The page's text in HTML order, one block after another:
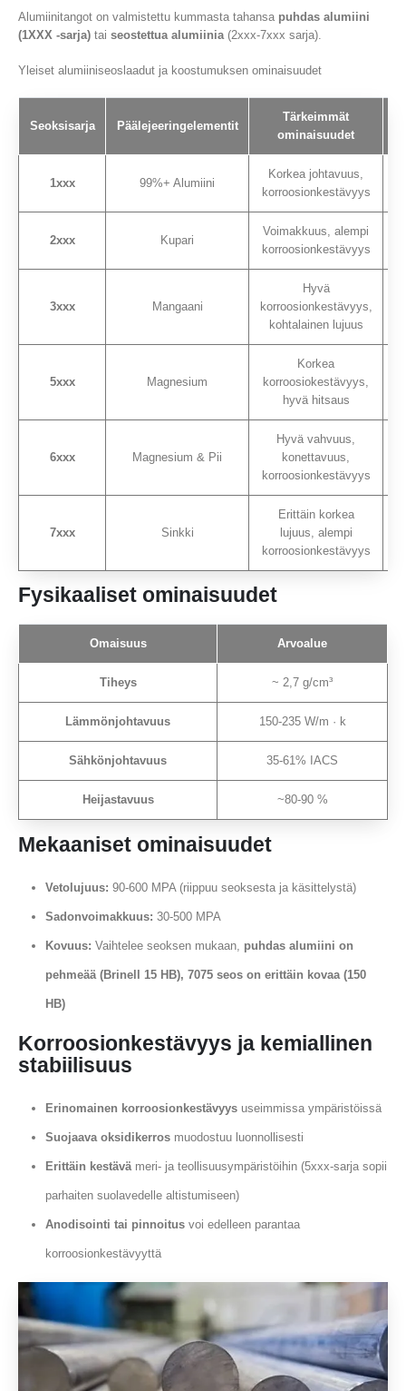
Alumiinitangot on valmistettu kummasta tahansa puhdas alumiini
(1XXX -sarja) tai seostettua alumiinia(2xxx-7xxx sarja).
Yleiset alumiiniseoslaadut ja koostumuksen ominaisuudet
Seoksisarja Päälejeeringelementit
Tärkeimmät
ominaisuudet
1xxx 99%+ Alumiini
Korkea johtavuus,
korroosionkestävyys
2xxx Kupari
Voimakkuus, alempi
korroosionkestävyys
3xxx Mangaani
Hyvä
korroosionkestävyys,
kohtalainen lujuus
5xxx Magnesium
Korkea
korroosiokestävyys,
hyvä hitsaus
6xxx Magnesium & Pii
Hyvä vahvuus,
konettavuus,
korroosionkestävyys
7xxx Sinkki
Erittäin korkea
lujuus, alempi
korroosionkestävyys
Fysikaaliset ominaisuudet
Omaisuus Arvoalue
Tiheys ~ 2,7 g/cm³
Lämmönjohtavuus 150-235 W/m · k
Sähkönjohtavuus 35-61% IACS
Heijastavuus ~80-90 %
Mekaaniset ominaisuudet
Vetolujuus: 90-600 MPA (riippuu seoksesta ja käsittelystä)
Sadonvoimakkuus: 30-500 MPA
Kovuus: Vaihtelee seoksen mukaan, puhdas alumiini on
pehmeää (Brinell 15 HB), 7075 seos on erittäin kovaa (150
HB)
Korroosionkestävyys ja kemiallinen
stabiilisuus
Erinomainen korroosionkestävyysuseimmissa ympäristöissä
Suojaava oksidikerrosmuodostuu luonnollisesti
Erittäin kestävämeri- ja teollisuusympäristöihin (5xxx-sarja sopii
parhaiten suolavedelle altistumiseen)
Anodisointi tai pinnoitusvoi edelleen parantaa
korroosionkestävyyttä